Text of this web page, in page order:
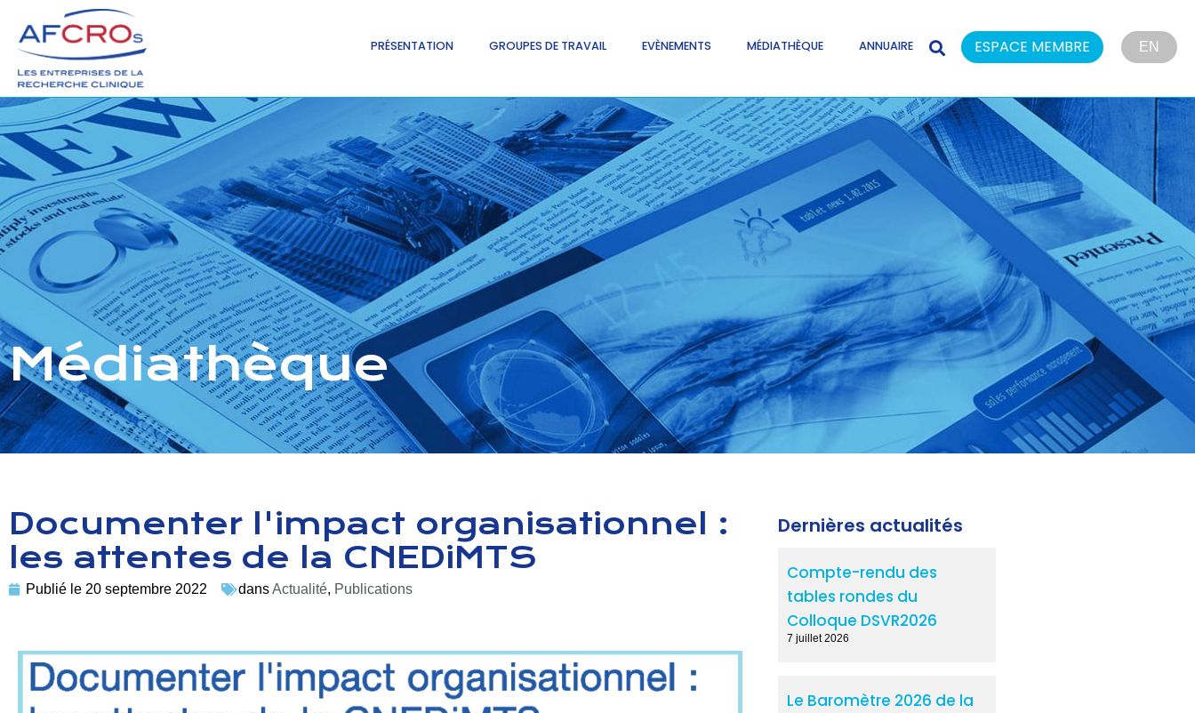
PRÉSENTATION GROUPES DE TRAVAIL EVÈNEMENTS MÉDIATHÈQUE ANNUAIRE ESPACE MEMBRE EN
Médiathèque
Documenter l'impact organisationnel :
les attentes de la CNEDiMTS
Publié le 20 septembre 2022 dansActualité, Publications
Dernières actualités
Compte-rendu des
tables rondes du
Colloque DSVR2026
7 juillet 2026
Le Baromètre 2026 de la